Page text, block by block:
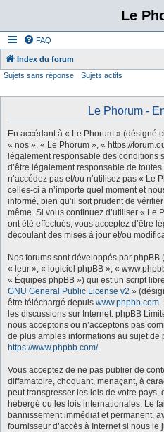
Le
FAQ
Index du forum
Sujets sans réponse
Sujets actifs
Le Phorum -
En accédant à « Le Phorum » (désigné
« nos », « Le Phorum », « https://
légalement responsable des conditions
d’être légalement responsable de
n’accédez pas et/ou n’utilisez pas « Le
celles-ci à n’importe quel moment et
informé, bien qu’il soit prudent de
même. Si vous continuez d’utiliser « Le
ont été effectués, vous acceptez d’être
découlant des mises à jour et/ou
Nos forums sont développés par
« leur », « logiciel phpBB », «
« Équipes phpBB ») qui est un script
GNU General Public License v2 »
être téléchargé depuis www.phpbb.com.
les discussions sur Internet. phpBB
nous acceptons ou n’acceptons pas
de plus amples informations au sujet de
https://www.phpbb.com/.
Vous acceptez de ne pas publier de
diffamatoire, choquant, menaçant, à
peut transgresser les lois de votre pays,
hébergé ou les lois internationales. Le
bannissement immédiat et permanent,
fournisseur d’accès à Internet si nous